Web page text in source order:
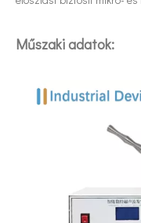
Az ultrahang
Műszaki adatok: